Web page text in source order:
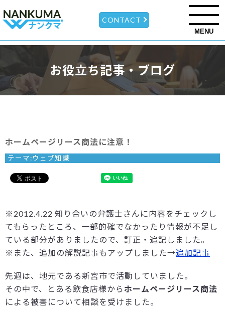
CONTACT
MENU
お役立ち記事・ブログ
ホームページリース商法に注意！
テーマ:ウェブ知識
※2012.4.22 知り合いの弁護士さんに内容をチェックし
てもらったところ、一部的確でなかったり情報が不足し
ている部分がありましたので、訂正・追記しました。
※また、追加の解説記事もアップしました→追加記事
先週は、地元である新宮市で活動していました。
その中で、とある飲食店様から ホームページリース商法
による被害について相談を受けました。